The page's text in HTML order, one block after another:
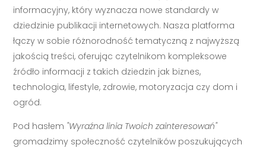
informacyjny, który wyznacza nowe standardy w
dziedzinie publikacji internetowych. Nasza platforma
łączy w sobie różnorodność tematyczną z najwyższą
jakością treści, oferując czytelnikom kompleksowe
źródło informacji z takich dziedzin jak biznes,
technologia, lifestyle, zdrowie, motoryzacja czy dom i
ogród.
Pod hasłem "Wyraźna linia Twoich zainteresowań"
gromadzimy społeczność czytelników poszukujących